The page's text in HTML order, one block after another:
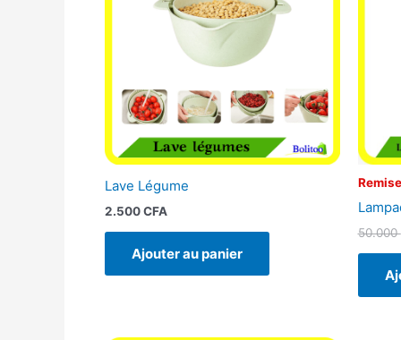
Lave Légume
2.500CFA
Ajouter au panier
50.000